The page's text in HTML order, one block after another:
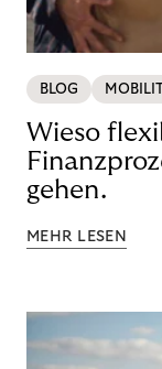
BLOG
Wieso
gehen.
MEHR LESEN